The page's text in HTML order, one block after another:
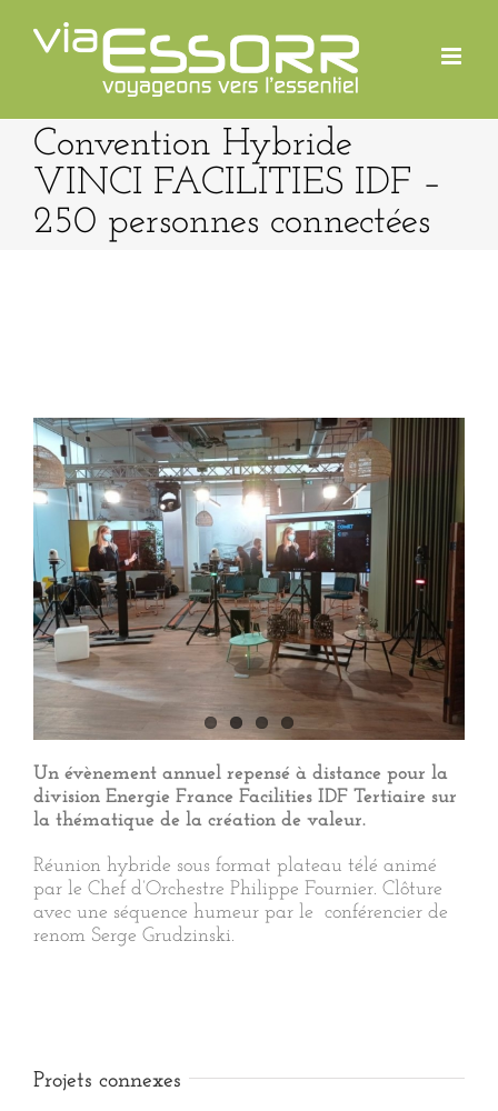
contenu
Convention Hybride
VINCI FACILITIES IDF –
250 personnes connectées
View
Larger
Image
Un évènement annuel repensé à distance pour la
division Energie France Facilities IDF Tertiaire sur
la thématique de la création de valeur.
Réunion hybride sous format plateau télé animé
par le Chef d’Orchestre Philippe Fournier. Clôture
avec une séquence humeur par le conférencier de
renom Serge Grudzinski.
Projets connexes